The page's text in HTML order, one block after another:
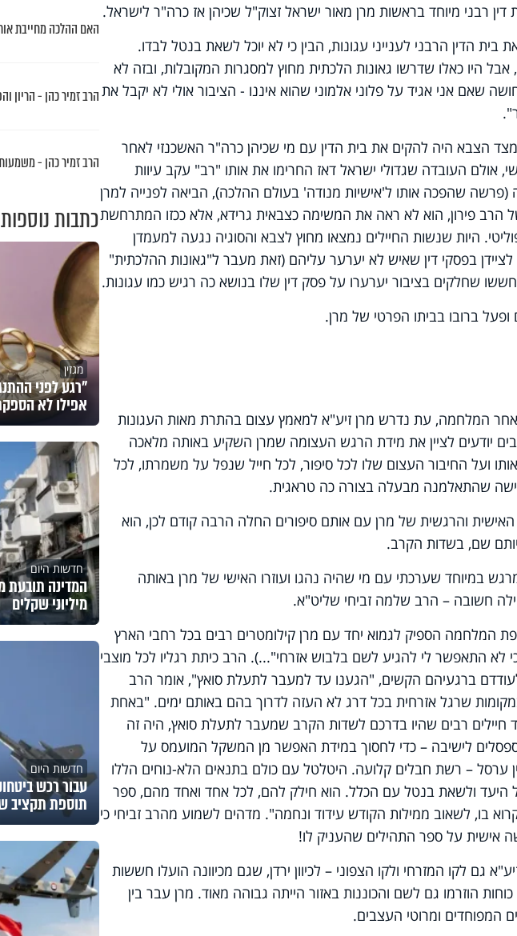
דין רבני מיוחד בראשות מרן מאור ישראל זצוק"ל שכיהן אז כרה"ר לישראל.
בית הדין הרבני לענייני עגונות, הבין כי לא יוכל לשאת בנטל לבדו.
היו כאלו שדרשו גאונות הלכתית מחוץ למסגרות המקובלות, ובזה לא
שאם אני אגיד על פלוני אלמוני שהוא איננו - הציבור אולי לא יקבל את
הצבא היה להקים את בית הדין עם מי שכיהן כרה"ר האשכנזי לאחר
אולם העובדה שגדולי ישראל דאז החרימו את אותו "רב" עקב עיוות
שהפכה אותו ל'אישיות מנודה' בעולם ההלכה), הביאה לפנייה למרן
הרב פירון, הוא לא ראה את המשימה כצבאית גרידא, אלא ככזו המתרחשת
היות שנשות החיילים נמצאו מחוץ לצבא והסוגיה נגעה למעמדן
בפסקי דין שאיש לא יערער עליהם (זאת מעבר ל"גאונות ההלכתית"
שחלקים בציבור יערערו על פסק דין שלו בנושא כה רגיש כמו עגונות.
ופעל ברובו בביתו הפרטי של מרן.
המלחמה, עת נדרש מרן זיע"א למאמץ עצום בהתרת מאות העגונות
יודעים לציין את מידת הרגש העצומה שמרן השקיע באותה מלאכה
ועל החיבור העצום שלו לכל סיפור, לכל חייל שנפל על משמרתו, לכל
שהתאלמנה מבעלה בצורה כה טראגית.
האישית והרגשית של מרן עם אותם סיפורים החלה הרבה קודם לכן, הוא
שם, בשדות הקרב.
במיוחד שערכתי עם מי שהיה נהגו ועוזרו האישי של מרן באותה
חשובה – הרב שלמה זביחי שליט"א.
המלחמה הספיק לגמוא יחד עם מרן קילומטרים רבים בכל רחבי הארץ
לא התאפשר לי להגיע לשם בלבוש אזרחי"...). הרב כיתת רגליו לכל מוצבי
ברגעיהם הקשים, "הגענו עד למעבר לתעלת סואץ", אומר הרב
שרגל אזרחית בכל דרג לא העזה לדרוך בהם באותם ימים. "באחת
חיילים רבים שהיו בדרכם לשדות הקרב שמעבר לתעלת סואץ, היה זה
ספסלים לישיבה – כדי לחסוך במידת האפשר מן המשקל המועמס על
ערסל – רשת חבלים קלועה. היטלטל עם כולם בתנאים הלא-נוחים הללו
היעד ולשאת בנטל עם הכלל. הוא חילק להם, לכל אחד ואחד מהם, ספר
בו, לשאוב ממילות הקודש עידוד ונחמה". מדהים לשמוע מהרב זביחי כי
אישית על ספר התהילים שהעניק לו!
גם לקו המזרחי ולקו הצפוני – לכיוון ירדן, שגם מכיוונה הועלו חששות
הוזרמו גם לשם והכוננות באזור הייתה גבוהה מאוד. מרן עבר בין
המפוחדים ומרוטי העצבים.
האם ההלכה מחייבת
הרב זמיר כהן - הריון
הרב זמיר כהן -
כתבות נוספות
מגזין
"רגע לפני
אפילו לא
חדשות היום
מיליוני שקלים
חדשות היום
עבור רכש
תוספת תקציב של 2.6 מיליארדי